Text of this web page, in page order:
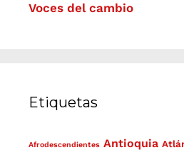
Voces del cambio
Etiquetas
Afrodescendientes Antioquia